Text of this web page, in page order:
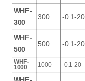
WHF-
300
300 -0.1-20
WHF-
500
500 -0.1-20
WHF-
1000 1000 -0.1-20